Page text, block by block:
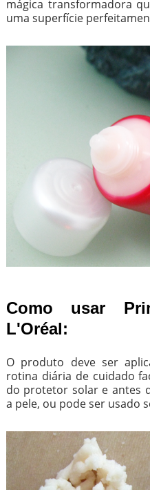
mágica transformadora
uma superfície
Como usar
L'Oréal:
O produto deve ser
rotina diária de cuidado
do protetor solar e antes
a pele, ou pode ser usado